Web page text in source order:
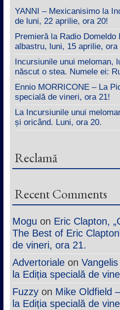
YANNI – Mexicanisimo la
de luni, 22 aprilie, ora 20!
Premieră la Radio
albastru, luni, 15 aprilie, ora
Incursiunile unui meloman,
născut o stea. Numele ei:
Ennio MORRICONE – La
specială de vineri, ora 21!
La Incursiunile unui
și oricând. Luni, ora 20.
Reclamă
Recent Comments
Mogu on Eric Clapton,
The Best of Eric
de vineri, ora 21.
Advertorialeon
la Ediția specială de
Fuzzyon Mike Oldfield
la Ediția specială de